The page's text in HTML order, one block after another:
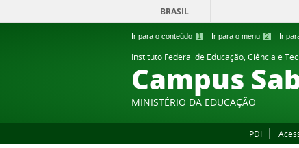
Ir para o conteúdo 1 Ir para o menu 2 Ir
BRASIL
Instituto Federal de Educação, Ciência e
Campus
MINISTÉRIO DA EDUCAÇÃO
PDI